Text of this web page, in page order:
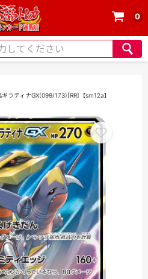
0
ギラティナGX(099/173)[RR]【sm12a】